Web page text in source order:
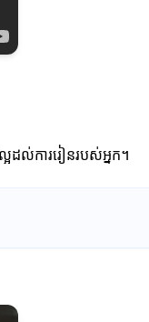
អដល់ការរៀនរបស់អ្នក។